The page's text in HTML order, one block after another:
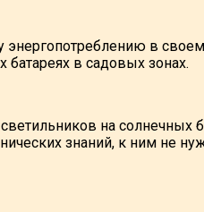
в
батареях в садовых зонах.
на солнечных
знаний, к ним не